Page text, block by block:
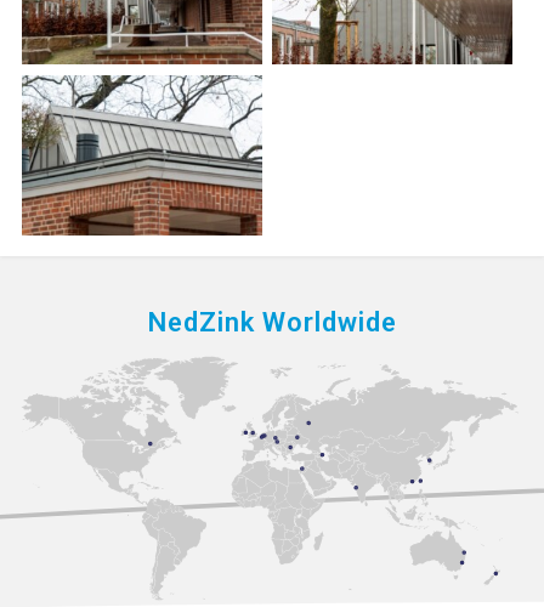
NedZink Worldwide